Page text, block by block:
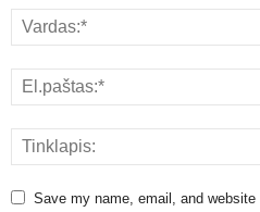
Save my name, email, and website